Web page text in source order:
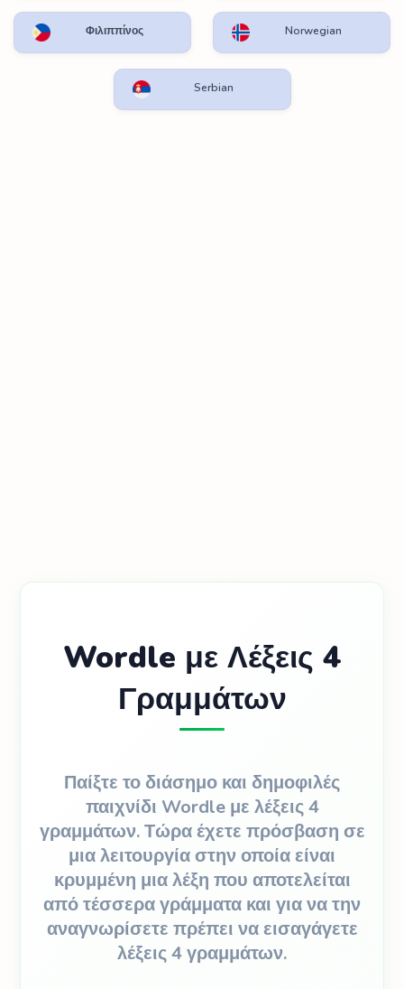
Φιλιππίνος Norwegian
Serbian
Wordle με Λέξεις 4
Γραμμάτων
Παίξτε το διάσημο και δημοφιλές
παιχνίδι Wordle με λέξεις 4
γραμμάτων. Τώρα έχετε πρόσβαση σε
μια λειτουργία στην οποία είναι
κρυμμένη μια λέξη που αποτελείται
από τέσσερα γράμματα και για να την
αναγνωρίσετε πρέπει να εισαγάγετε
λέξεις 4 γραμμάτων.